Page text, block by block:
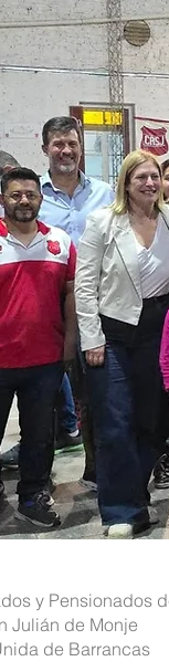
y Pensionados
Julián de Monje
de Barrancas